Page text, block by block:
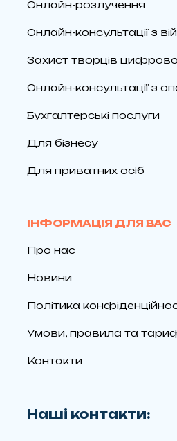
Онлайн-розлучення
Онлайн-консультації з
Захист творців
Онлайн-консультації з
Бухгалтерські послуги
Для бізнесу
Для приватних осіб
ІНФОРМАЦІЯ ДЛЯ ВАС
Про нас
Новини
Політика
Умови, правила та
Контакти
Наші контакти: